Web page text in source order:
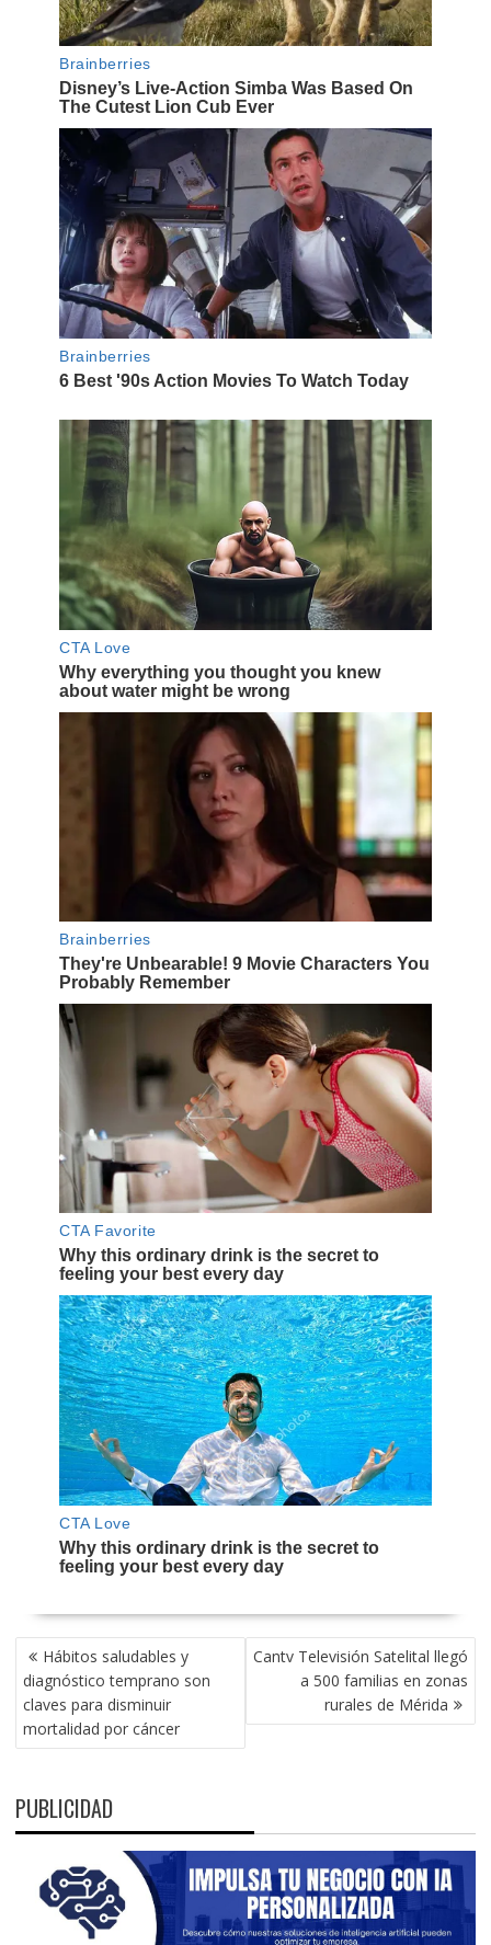
NAVEGACIÓN
DE
ENTRADAS
Hábitos saludables y
diagnóstico temprano son
claves para disminuir
mortalidad por cáncer
Cantv Televisión Satelital llegó
a 500 familias en zonas
rurales de Mérida
PUBLICIDAD